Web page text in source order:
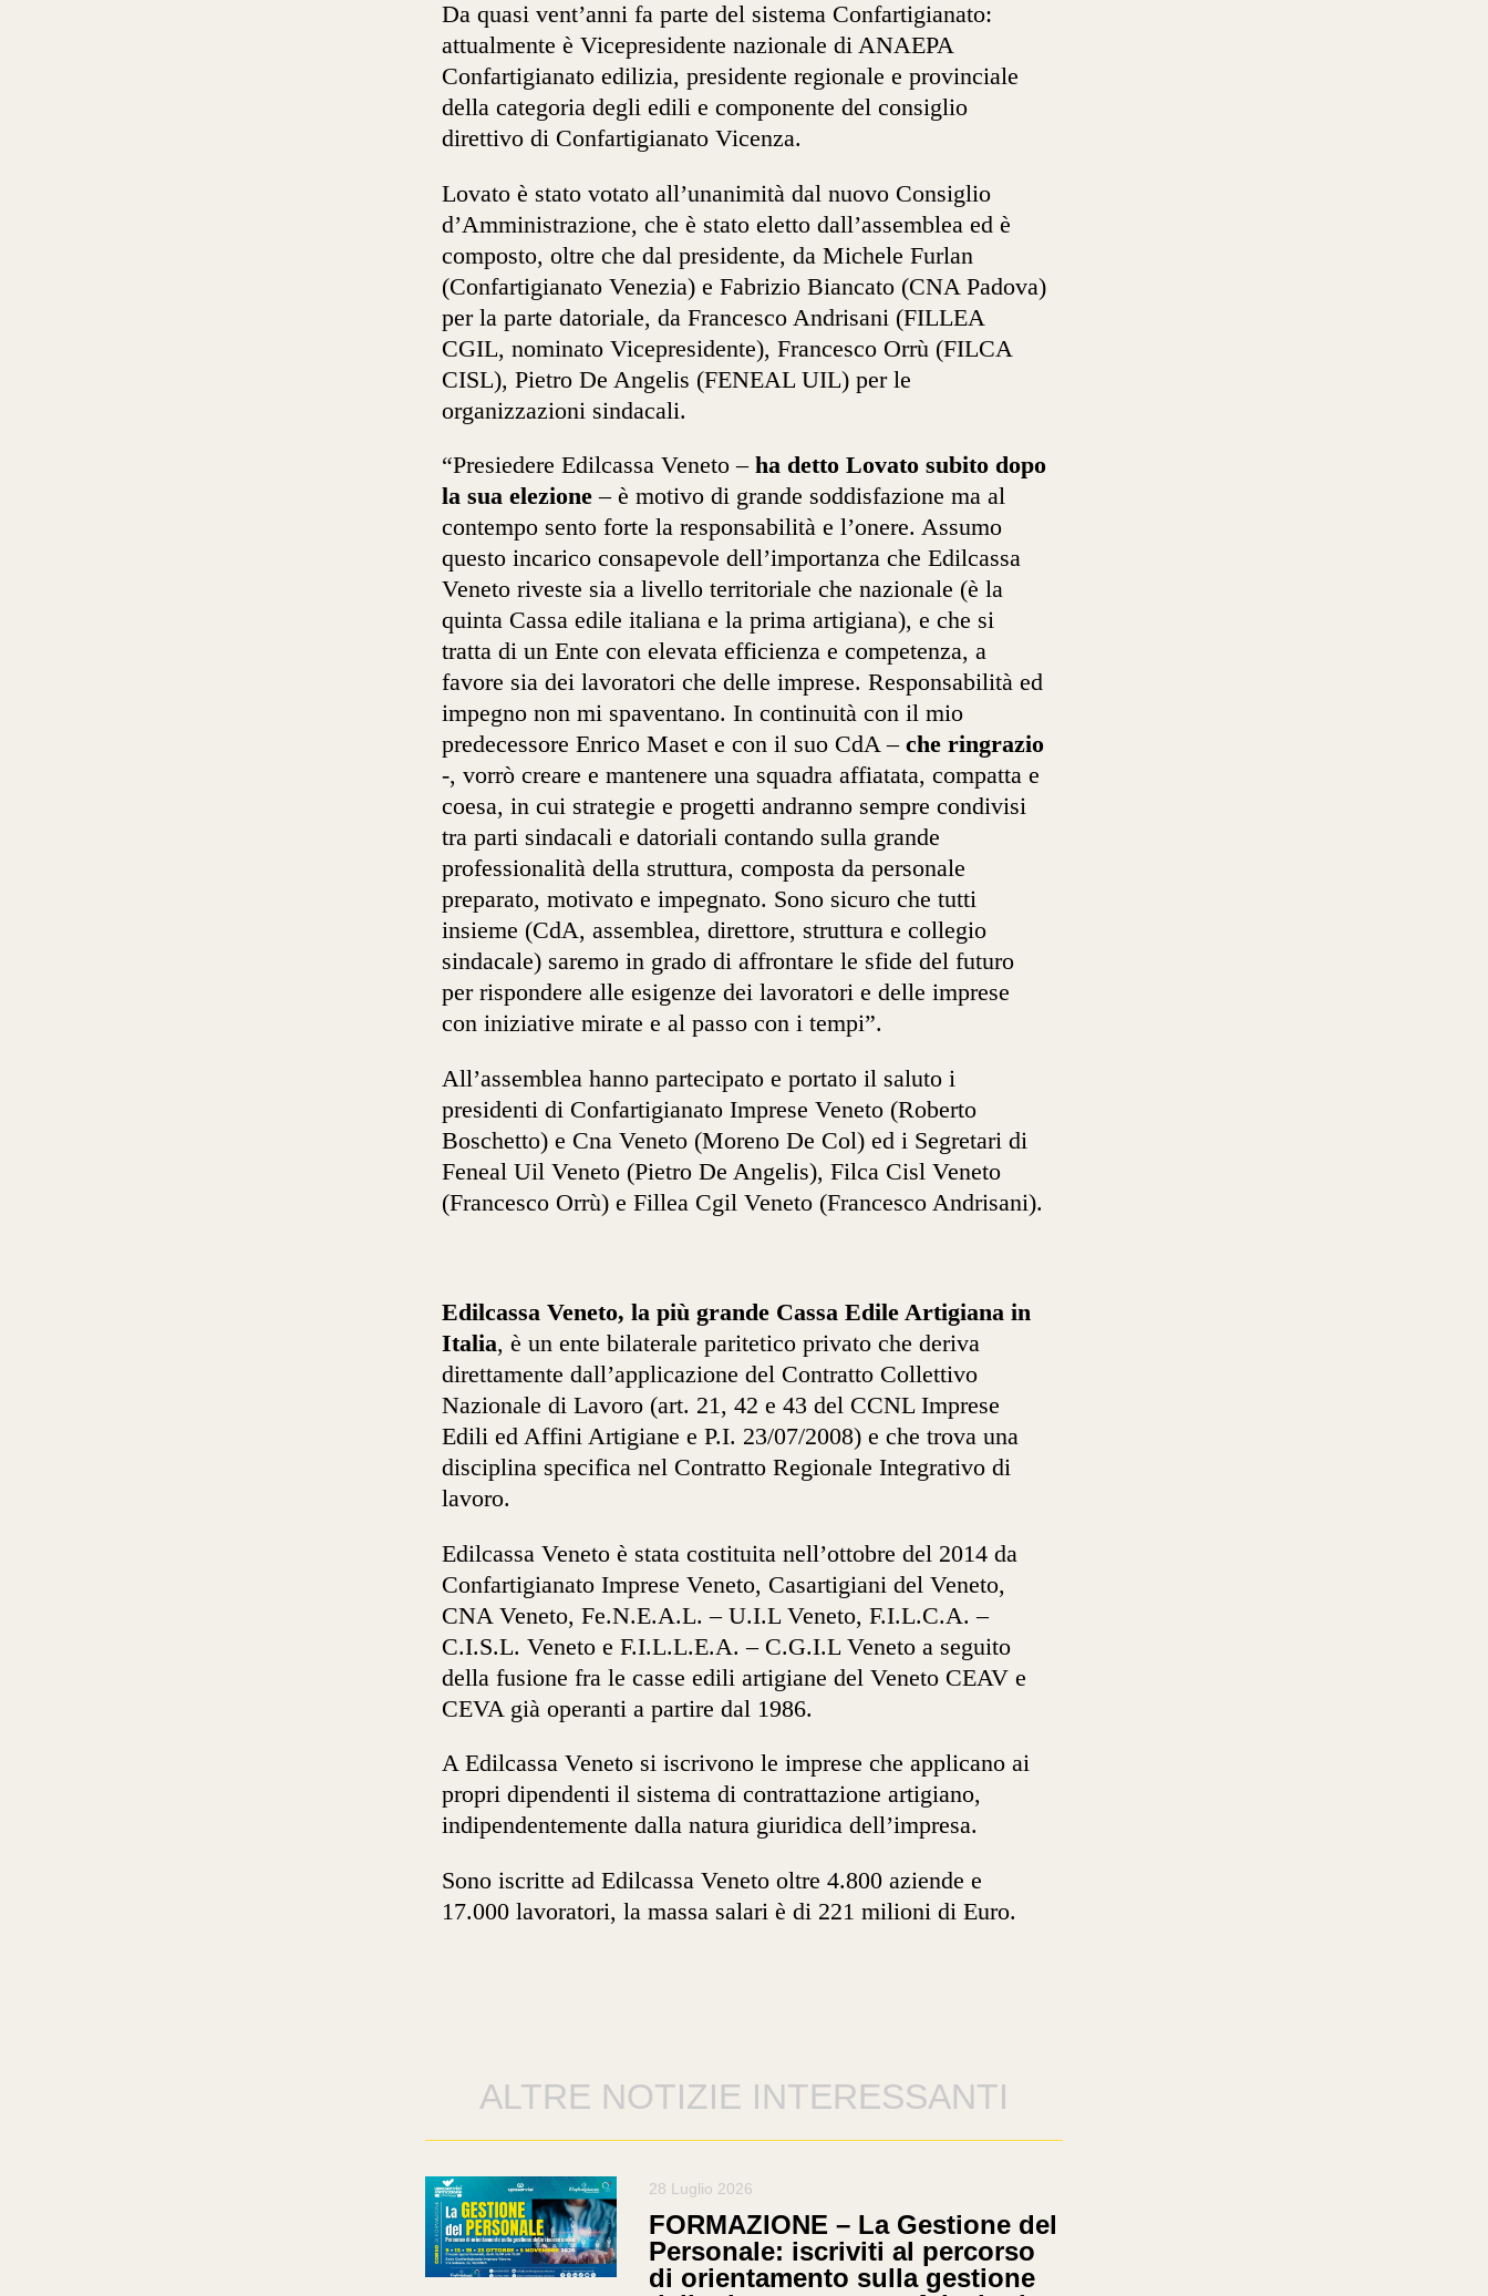
Da quasi vent’anni fa parte del sistema Confartigianato:
attualmente è Vicepresidente nazionale di ANAEPA
Confartigianato edilizia, presidente regionale e provinciale
della categoria degli edili e componente del consiglio
direttivo di Confartigianato Vicenza.
Lovato è stato votato all’unanimità dal nuovo Consiglio
d’Amministrazione, che è stato eletto dall’assemblea ed è
composto, oltre che dal presidente, da Michele Furlan
(Confartigianato Venezia) e Fabrizio Biancato (CNA Padova)
per la parte datoriale, da Francesco Andrisani (FILLEA
CGIL, nominato Vicepresidente), Francesco Orrù (FILCA
CISL), Pietro De Angelis (FENEAL UIL) per le
organizzazioni sindacali.
“Presiedere Edilcassa Veneto – ha detto Lovato subito dopo
la sua elezione – è motivo di grande soddisfazione ma al
contempo sento forte la responsabilità e l’onere. Assumo
questo incarico consapevole dell’importanza che Edilcassa
Veneto riveste sia a livello territoriale che nazionale (è la
quinta Cassa edile italiana e la prima artigiana), e che si
tratta di un Ente con elevata efficienza e competenza, a
favore sia dei lavoratori che delle imprese. Responsabilità ed
impegno non mi spaventano. In continuità con il mio
predecessore Enrico Maset e con il suo CdA – che ringrazio
-, vorrò creare e mantenere una squadra affiatata, compatta e
coesa, in cui strategie e progetti andranno sempre condivisi
tra parti sindacali e datoriali contando sulla grande
professionalità della struttura, composta da personale
preparato, motivato e impegnato. Sono sicuro che tutti
insieme (CdA, assemblea, direttore, struttura e collegio
sindacale) saremo in grado di affrontare le sfide del futuro
per rispondere alle esigenze dei lavoratori e delle imprese
con iniziative mirate e al passo con i tempi”.
All’assemblea hanno partecipato e portato il saluto i
presidenti di Confartigianato Imprese Veneto (Roberto
Boschetto) e Cna Veneto (Moreno De Col) ed i Segretari di
Feneal Uil Veneto (Pietro De Angelis), Filca Cisl Veneto
(Francesco Orrù) e Fillea Cgil Veneto (Francesco Andrisani).
Edilcassa Veneto, la più grande Cassa Edile Artigiana in
Italia, è un ente bilaterale paritetico privato che deriva
direttamente dall’applicazione del Contratto Collettivo
Nazionale di Lavoro (art. 21, 42 e 43 del CCNL Imprese
Edili ed Affini Artigiane e P.I. 23/07/2008) e che trova una
disciplina specifica nel Contratto Regionale Integrativo di
lavoro.
Edilcassa Veneto è stata costituita nell’ottobre del 2014 da
Confartigianato Imprese Veneto, Casartigiani del Veneto,
CNA Veneto, Fe.N.E.A.L. – U.I.L Veneto, F.I.L.C.A. –
C.I.S.L. Veneto e F.I.L.L.E.A. – C.G.I.L Veneto a seguito
della fusione fra le casse edili artigiane del Veneto CEAV e
CEVA già operanti a partire dal 1986.
A Edilcassa Veneto si iscrivono le imprese che applicano ai
propri dipendenti il sistema di contrattazione artigiano,
indipendentemente dalla natura giuridica dell’impresa.
Sono iscritte ad Edilcassa Veneto oltre 4.800 aziende e
17.000 lavoratori, la massa salari è di 221 milioni di Euro.
ALTRE NOTIZIE INTERESSANTI
28 Luglio 2026
FORMAZIONE – La Gestione del
Personale: iscriviti al percorso
di orientamento sulla gestione